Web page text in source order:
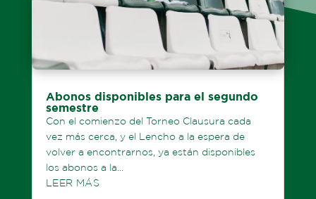
Abonos disponibles para el segundo
semestre
Con el comienzo del Torneo Clausura cada
vez más cerca, y el Lencho a la espera de
volver a encontrarnos, ya están disponibles
los abonos a la...
LEER MÁS